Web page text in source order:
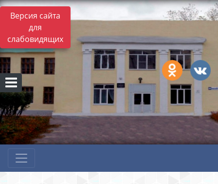
Версия сайта
для
слабовидящих